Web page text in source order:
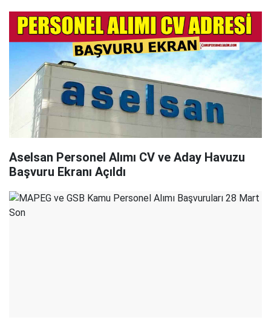
Aselsan Personel Alımı CV ve Aday Havuzu
Başvuru Ekranı Açıldı